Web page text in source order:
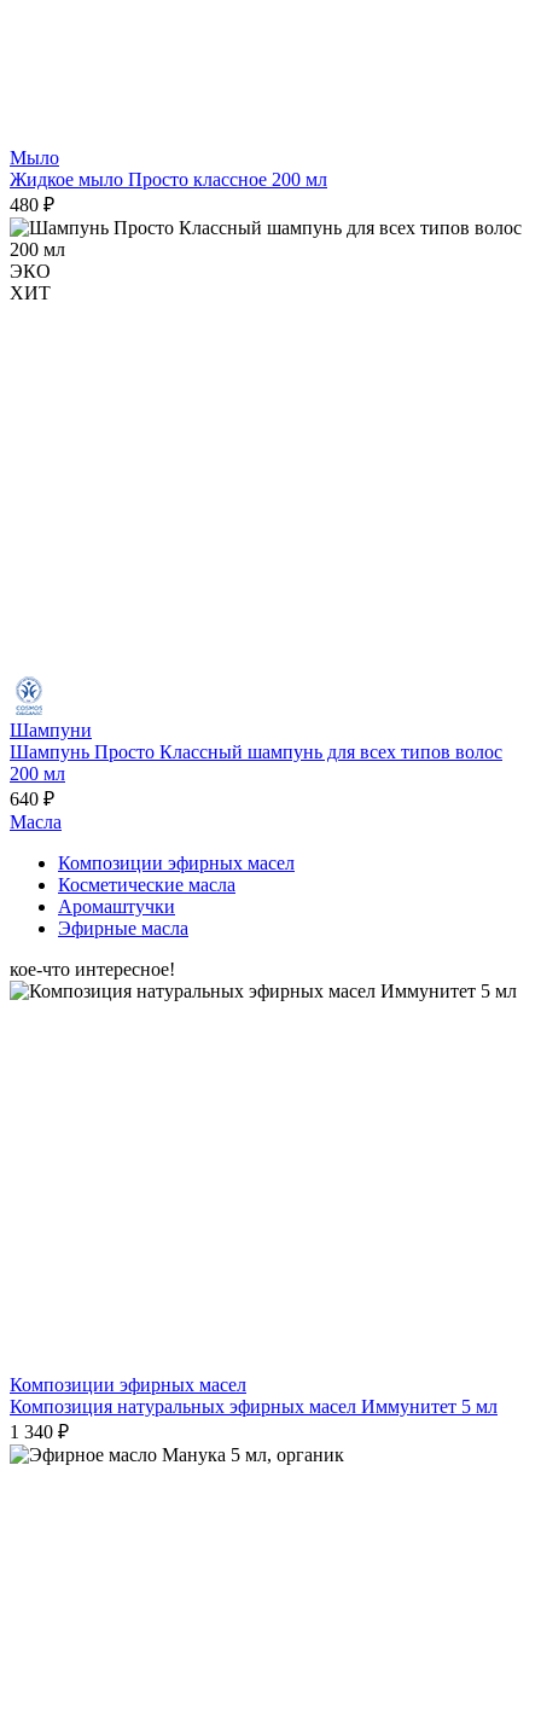
Мыло
Жидкое мыло Просто классное 200 мл
480 ₽
ЭКО
ХИТ
Шампуни
Шампунь Просто Классный шампунь для всех типов волос
200 мл
640 ₽
Масла
Композиции эфирных масел
Косметические масла
Аромаштучки
Эфирные масла
кое-что интересное!
Композиции эфирных масел
Композиция натуральных эфирных масел Иммунитет 5 мл
1 340 ₽